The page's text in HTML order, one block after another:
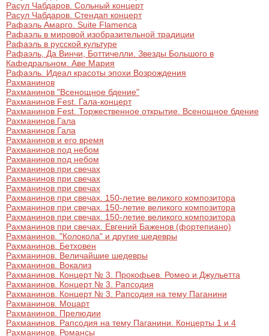
Расул Чабдаров. Сольный концерт
Расул Чабдаров. Стендап концерт
Рафаэль Амарго. Suite Flamenca
Рафаэль в мировой изобразительной традиции
Рафаэль в русской культуре
Рафаэль, Да Винчи, Боттичелли. Звезды Большого в
Кафедральном. Аве Мария
Рафаэль. Идеал красоты эпохи Возрождения
Рахманинов
Рахманинов "Всенощное бдение"
Рахманинов Fest. Гала-концерт
Рахманинов Fest. Торжественное открытие. Всенощное бдение
Рахманинов Гала
Рахманинов Гала
Рахманинов и его время
Рахманинов под небом
Рахманинов под небом
Рахманинов при свечах
Рахманинов при свечах
Рахманинов при свечах
Рахманинов при свечах. 150-летие великого композитора
Рахманинов при свечах. 150-летие великого композитора
Рахманинов при свечах. 150-летие великого композитора
Рахманинов при свечах. Евгений Баженов (фортепиано)
Рахманинов. "Колокола" и другие шедевры
Рахманинов. Бетховен
Рахманинов. Величайшие шедевры
Рахманинов. Вокализ
Рахманинов. Концерт № 3. Прокофьев. Ромео и Джульетта
Рахманинов. Концерт № 3. Рапсодия
Рахманинов. Концерт № 3. Рапсодия на тему Паганини
Рахманинов. Моцарт
Рахманинов. Прелюдии
Рахманинов. Рапсодия на тему Паганини. Концерты 1 и 4
Рахманинов. Романсы